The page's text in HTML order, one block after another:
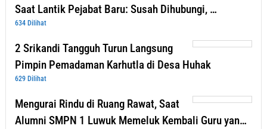
Saat Lantik Pejabat Baru: Susah Dihubungi, …
634 Dilihat
2 Srikandi Tangguh Turun Langsung
Pimpin Pemadaman Karhutla di Desa Huhak
629 Dilihat
Mengurai Rindu di Ruang Rawat, Saat
Alumni SMPN 1 Luwuk Memeluk Kembali Guru yan…